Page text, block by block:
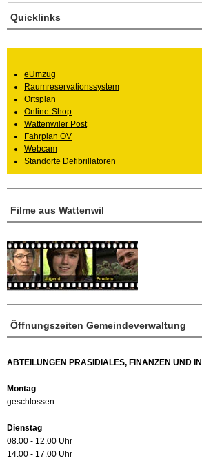
Öffnungszeiten Gemeindeverwaltung
ABTEILUNGEN PRÄSIDIALES, FINANZEN UND
Montag
geschlossen
Dienstag
08.00 - 12.00 Uhr
14.00 - 17.00 Uhr
Filme aus Wattenwil
Quicklinks
eUmzug
Raumreservationssystem
Ortsplan
Online-Shop
Wattenwiler Post
Fahrplan ÖV
Webcam
Standorte Defibrillatoren